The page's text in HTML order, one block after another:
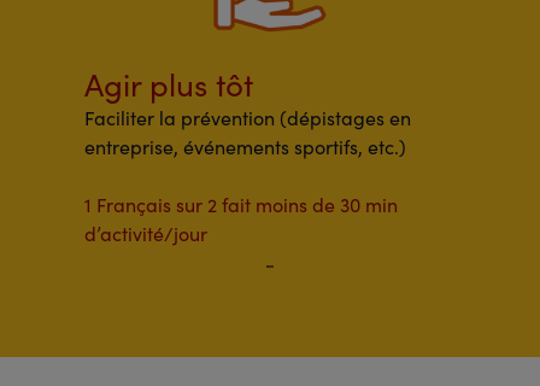
Agir plus tôt
Faciliter la prévention (dépistages en
entreprise, événements sportifs, etc.)
1 Français sur 2 fait moins de 30 min
d’activité/jour